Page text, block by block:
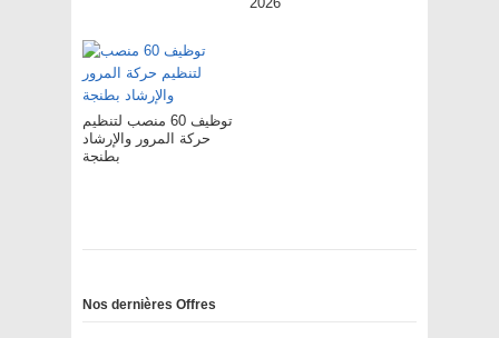
توظيف 60 منصب لتنظيم
حركة المرور والإرشاد
بطنجة
Nos dernières Offres